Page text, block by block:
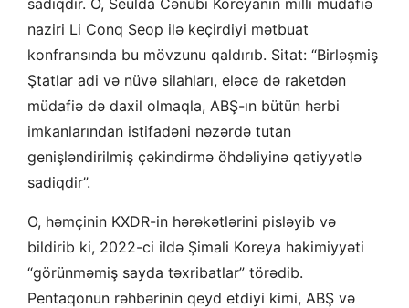
naziri Li Conq Seop ilə keçirdiyi mətbuat
konfransında bu mövzunu qaldırıb. Sitat: “Birləşmiş
Ştatlar adi və nüvə silahları, eləcə də raketdən
müdafiə də daxil olmaqla, ABŞ-ın bütün hərbi
imkanlarından istifadəni nəzərdə tutan
genişləndirilmiş çəkindirmə öhdəliyinə qətiyyətlə
sadiqdir”.
O, həmçinin KXDR-in hərəkətlərini pisləyib və
bildirib ki, 2022-ci ildə Şimali Koreya hakimiyyəti
“görünməmiş sayda təxribatlar” törədib.
Pentaqonun rəhbərinin qeyd etdiyi kimi, ABŞ və